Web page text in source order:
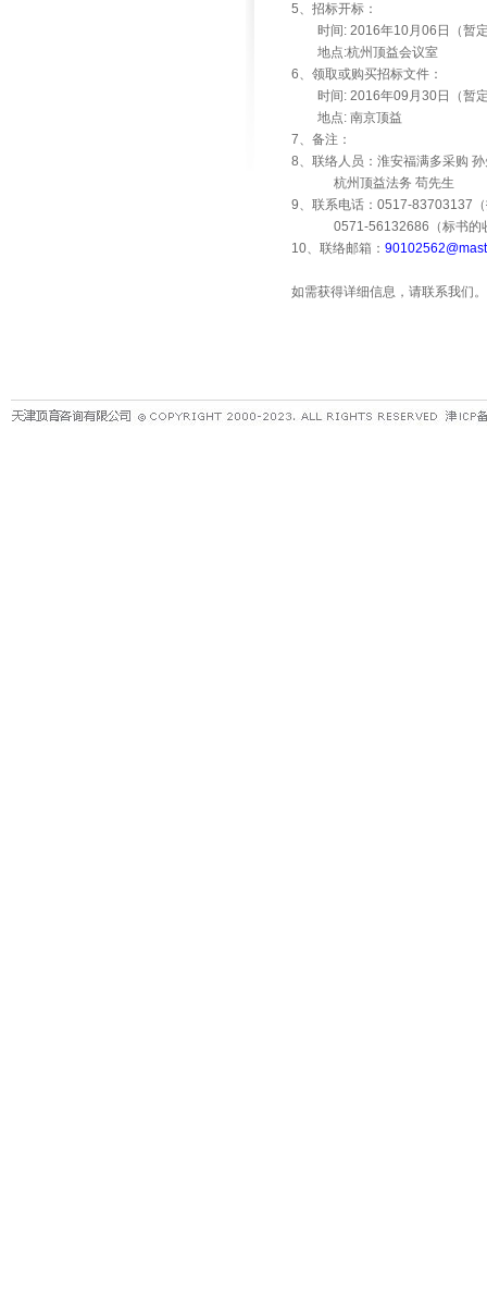
5、招标开标：
时间 : 2016年10月 06 日（暂
地点:杭州顶益会议室
6、领取或购买招标文件：
时间 : 2016年09 月 30日（暂
地点: 南京顶益
7、备注：
8、联络人员：淮安福满多采购
杭州顶益法务 苟先生
9、联系电话： 0517-83703137
0571-56132686 （标书
10、联络邮箱：
如需获得详细信息，请联系我们。